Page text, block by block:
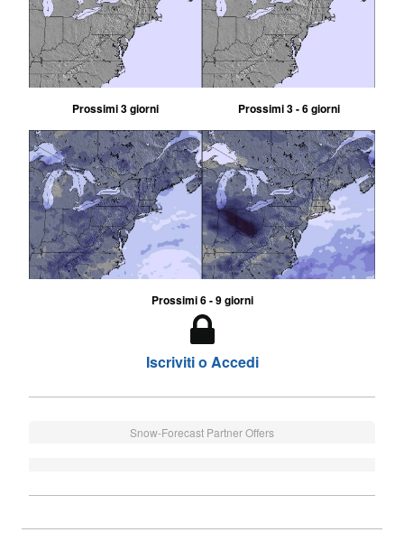
Prossimi 3 giorni Prossimi 3 - 6 giorni
Prossimi 6 - 9 giorni
Iscriviti o Accedi
Snow-Forecast Partner Offers